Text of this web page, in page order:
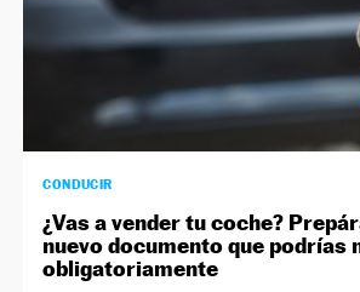
CONDUCIR
¿Vas a vender tu coche?
nuevo documento que podrías
obligatoriamente